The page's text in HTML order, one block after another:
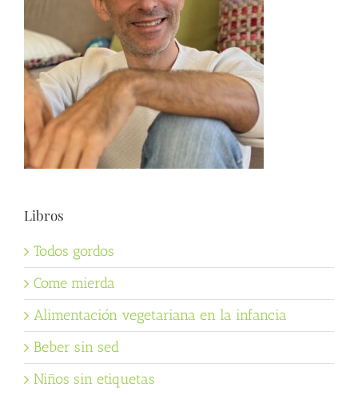
Libros
Todos gordos
Come mierda
Alimentación vegetariana en la infancia
Beber sin sed
Niños sin etiquetas